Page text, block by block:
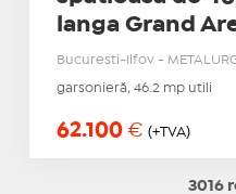
langa Grand
Bucuresti-Ilfov -
garsonieră, 46.2 mp utili
62.100 € (+TVA)
3016